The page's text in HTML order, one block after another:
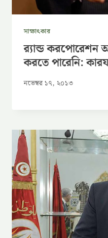
সাক্ষাৎকার
র‍্যান্ড করপোরেশন
করতে পারেনি:
নভেম্বর ১৭, ২০১৩